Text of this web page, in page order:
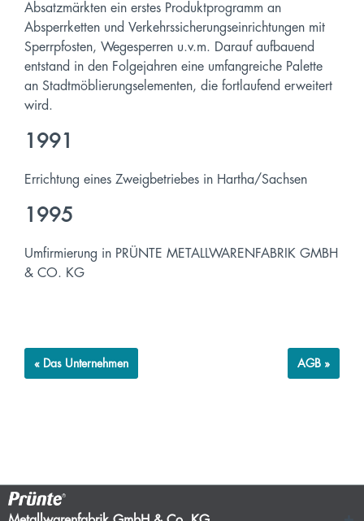
Absatzmärkten ein erstes Produktprogramm an
Absperrketten und Verkehrssicherungseinrichtungen mit
Sperrpfosten, Wegesperren u.v.m. Darauf aufbauend
entstand in den Folgejahren eine umfangreiche Palette
an Stadtmöblierungselementen, die fortlaufend erweitert
wird.
1991
Errichtung eines Zweigbetriebes in Hartha/Sachsen
1995
Umfirmierung in PRÜNTE METALLWARENFABRIK GMBH
& CO. KG
« Das Unternehmen AGB »